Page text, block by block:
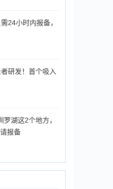
24小时内报备，
研发！首个吸入
湖这2个地方，
报备